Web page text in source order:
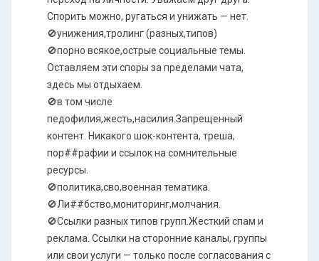
Спорить можно, ругаться и унижать — нет.
🚫унижения,тролинг (разных,типов)
🚫порно всякое,острые социальные темы.
Оставляем эти споры за пределами чата,
здесь мы отдыхаем.
🚫в том числе
педофилия,жесть,насилия.Запрещенный
контент. Никакого шок-контента, треша,
пор##рафии и ссылок на сомнительные
ресурсы.
🚫политика,сво,военная тематика.
🚫Ли##бство,мониторинг,молчания.
🚫Ссылки разных типов групп.Жесткий спам и
реклама. Ссылки на сторонние каналы, группы
или свои услуги — только после согласования с